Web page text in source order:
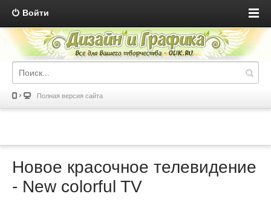
Войти
Полная версия сайта
Новое красочное телевидение
- New colorful TV